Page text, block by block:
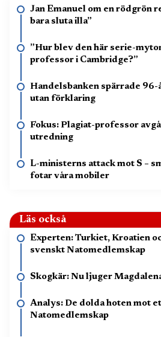
Jan Emanuel om en rödgrön
bara sluta illa”
”Hur blev den här serie-
professor i Cambridge?”
Handelsbanken spärrade 96-
utan förklaring
Fokus: Plagiat-professor
utredning
L-ministerns attack mot S –
fotar våra mobiler
Läs också
Experten: Turkiet, Kroatien
svenskt Natomedlemskap
Skogkär: Nu ljuger
Analys: De dolda hoten mot
Natomedlemskap